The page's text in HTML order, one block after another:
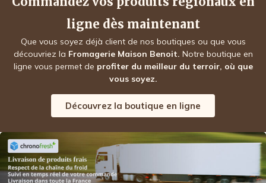
ligne dès maintenant
Que vous soyez déjà client de nos boutiques ou que vous
découvriez la Fromagerie Maison Benoit. Notre boutique en
ligne vous permet de profiter du meilleur du terroir, où que
vous soyez.
Découvrez la boutique en ligne